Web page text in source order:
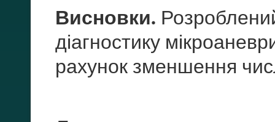
Висновки.
діагностику
рахунок зменшення